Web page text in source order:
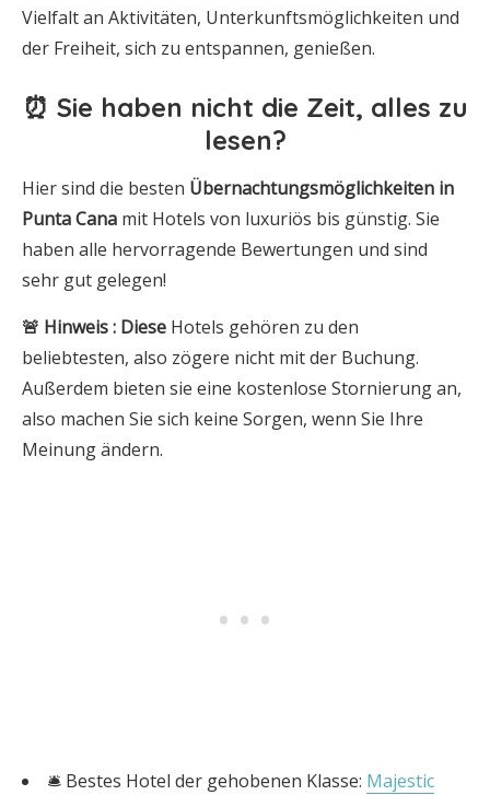
Vielfalt an Aktivitäten, Unterkunftsmöglichkeiten und
der Freiheit, sich zu entspannen, genießen.
⏰ Sie haben nicht die Zeit, alles zu
lesen?
Hier sind die besten Übernachtungsmöglichkeiten in
Punta Cana mit Hotels von luxuriös bis günstig. Sie
haben alle hervorragende Bewertungen und sind
sehr gut gelegen!
🚨 Hinweis: Diese Hotels gehören zu den
beliebtesten, also zögere nicht mit der Buchung.
Außerdem bieten sie eine kostenlose Stornierung an,
also machen Sie sich keine Sorgen, wenn Sie Ihre
Meinung ändern.
🛎️ Bestes Hotel der gehobenen Klasse: Majestic